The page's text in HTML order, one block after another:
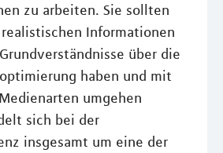
zu arbeiten. Sie sollten
Informationen
über die
haben und mit
umgehen
sich bei der
insgesamt um eine der